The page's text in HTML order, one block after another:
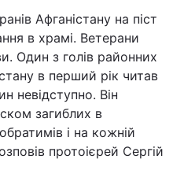
Афганістану на піст
в храмі. Ветерани
Один з голів районних
в перший рік читав
невідступно. Він
загиблих в
і на кожній
протоієрей Сергій